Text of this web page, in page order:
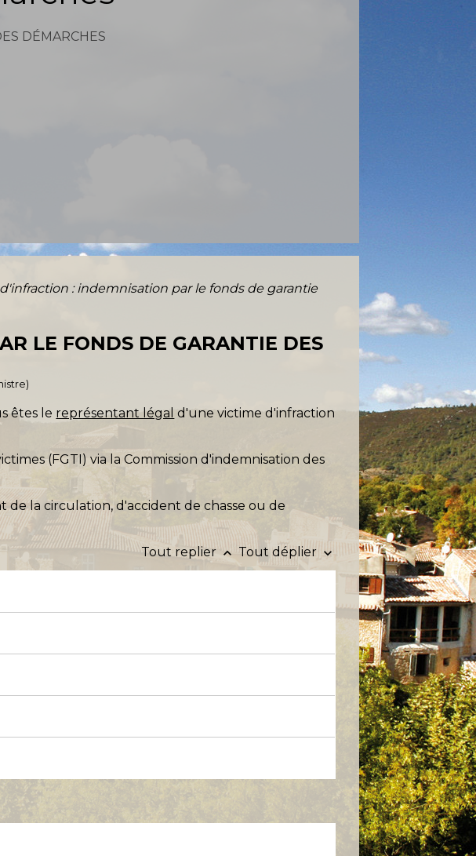
DÉMARCHES
: indemnisation par le fonds de garantie
LE FONDS DE GARANTIE DES
êtes le représentant légal d'une victime d'infraction
(FGTI) via la Commission d'indemnisation des
la circulation, d'accident de chasse ou de
Tout replier keyboard_arrow_up Tout déplier keyboard_arrow_down